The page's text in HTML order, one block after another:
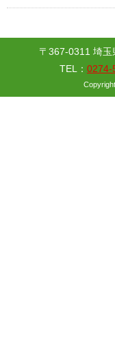
〒367-0311 埼玉
TEL： 0274-